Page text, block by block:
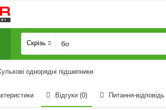
Скрізь
однорядні підшипники
Відгуки (0) Питання-відповідь